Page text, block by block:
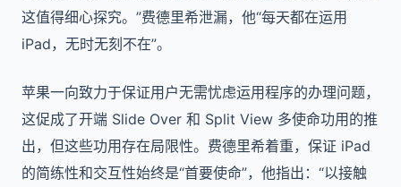
这值得细心探究。”费德里希泄漏，他“每天都在运用
iPad，无时无刻不在”。
苹果一向致力于保证用户无需忧虑运用程序的办理问题，
这促成了开端 Slide Over 和 Split View 多使命功用的推
出，但这些功用存在局限性。费德里希着重，保证 iPad
的简练性和交互性始终是“首要使命”，他指出：“以接触